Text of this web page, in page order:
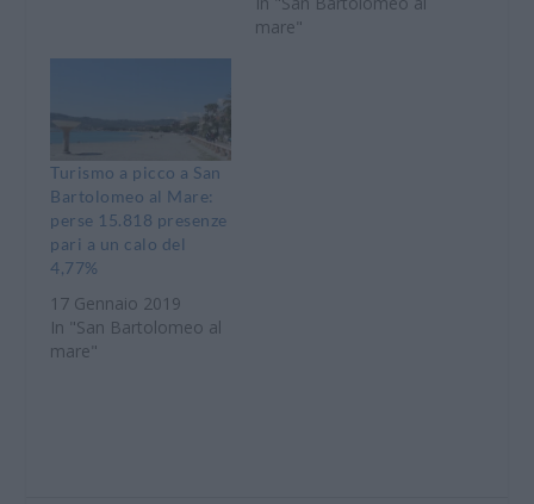
mare"
Turismo a picco a San
Bartolomeo al Mare:
perse 15.818 presenze
pari a un calo del
4,77%
17 Gennaio 2019
In "San Bartolomeo al
mare"